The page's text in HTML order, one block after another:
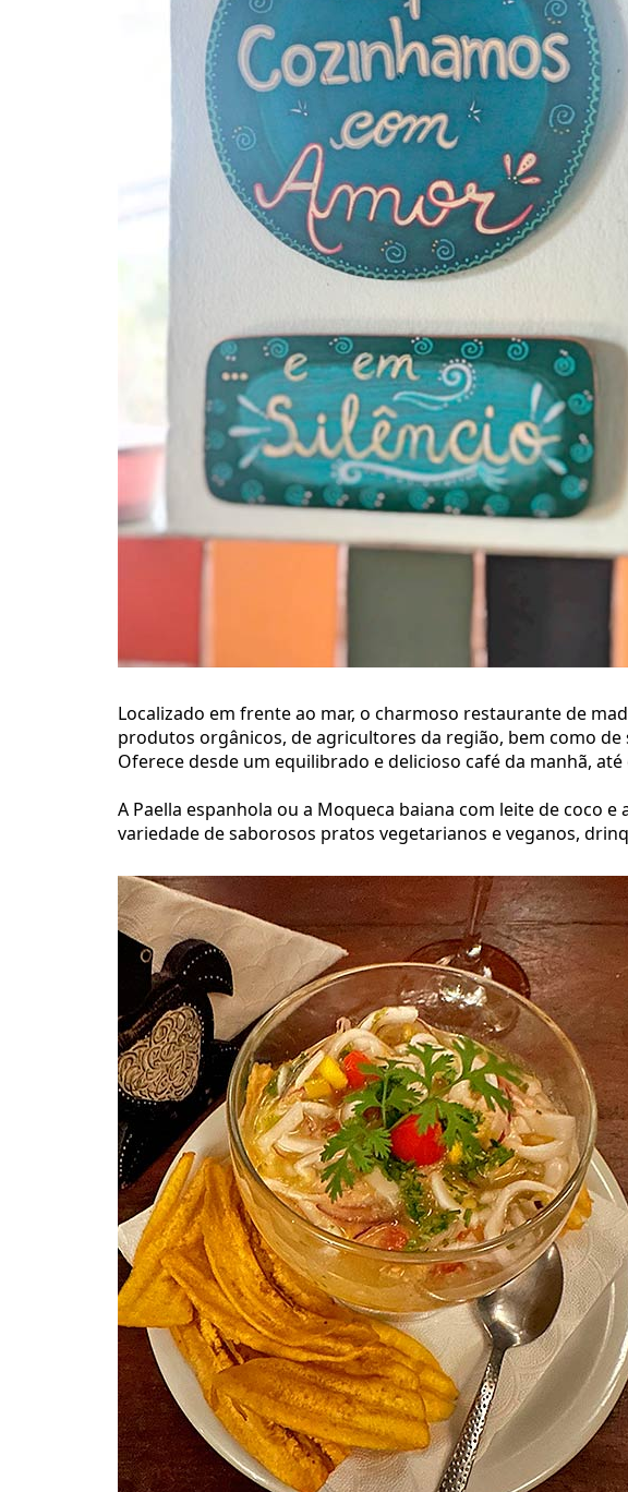
Localizado em frente ao mar, o charmoso restaurante de
produtos orgânicos, de agricultores da região, bem como
Oferece desde um equilibrado e delicioso café da manhã,
A Paella espanhola ou a Moqueca baiana com leite de coco
variedade de saborosos pratos vegetarianos e veganos,